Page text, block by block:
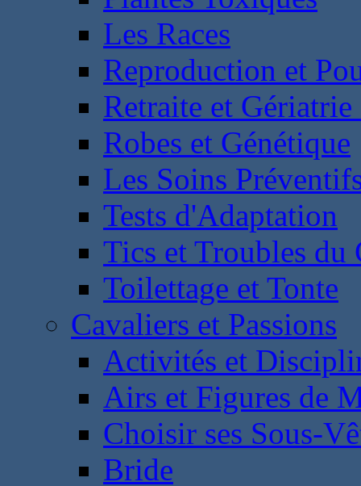
Les Races
Reproduction et
Retraite et
Robes et Génétique
Les Soins
Tests d'Adaptation
Tics et Troubles du
Toilettage et Tonte
Cavaliers et Passions
Activités et
Airs et Figures de
Choisir ses Sous-
Bride